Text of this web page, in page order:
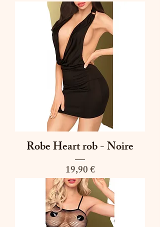
Robe Heart rob - Noire
Prix
19,90 €